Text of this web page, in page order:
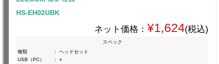
HS-EH02UBK
ネット価格： ¥1,624(税込)
スペック
種類
:
ヘッドセット
USB（PC）
:
○